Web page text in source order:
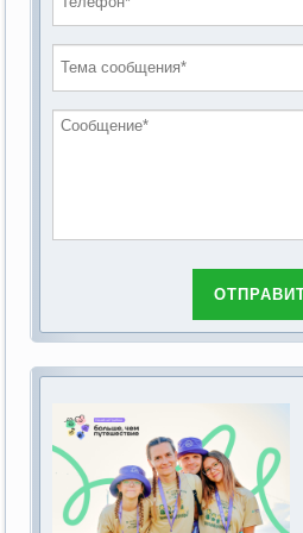
обсуждению Федерального
основах социального
2019 год
2018 год